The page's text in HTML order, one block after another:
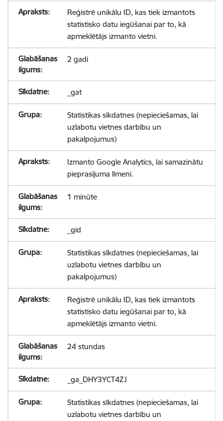
Reģistrē unikālu ID, kas tiek izmantots
statistisko datu iegūšanai par to, kā
apmeklētājs izmanto vietni.
2 gadi
_gat
Statistikas sīkdatnes (nepieciešamas, lai
uzlabotu vietnes darbību un
pakalpojumus)
Izmanto Google Analytics, lai samazinātu
pieprasījuma līmeni.
1 minūte
_gid
Statistikas sīkdatnes (nepieciešamas, lai
uzlabotu vietnes darbību un
pakalpojumus)
Reģistrē unikālu ID, kas tiek izmantots
statistisko datu iegūšanai par to, kā
apmeklētājs izmanto vietni.
24 stundas
_ga_DHY3YCT4ZJ
Statistikas sīkdatnes (nepieciešamas, lai
uzlabotu vietnes darbību un